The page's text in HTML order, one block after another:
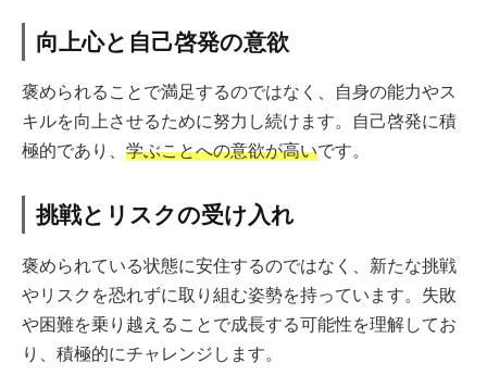
向上心と自己啓発の意欲
褒められることで満足するのではなく、自身の能力やス
キルを向上させるために努力し続けます。自己啓発に積
極的であり、 学ぶことへの意欲が高いです。
挑戦とリスクの受け入れ
褒められている状態に安住するのではなく、新たな挑戦
やリスクを恐れずに取り組む姿勢を持っています。失敗
や困難を乗り越えることで成長する可能性を理解してお
り、積極的にチャレンジします。